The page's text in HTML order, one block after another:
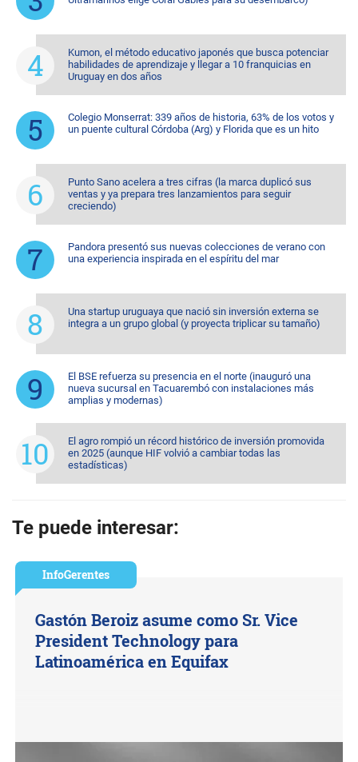
Kumon, el método educativo japonés que busca potenciar
habilidades de aprendizaje y llegar a 10 franquicias en
Uruguay en dos años
Colegio Monserrat: 339 años de historia, 63% de los votos y
un puente cultural Córdoba (Arg) y Florida que es un hito
Punto Sano acelera a tres cifras (la marca duplicó sus
ventas y ya prepara tres lanzamientos para seguir
creciendo)
Pandora presentó sus nuevas colecciones de verano con
una experiencia inspirada en el espíritu del mar
Una startup uruguaya que nació sin inversión externa se
integra a un grupo global (y proyecta triplicar su tamaño)
El BSE refuerza su presencia en el norte (inauguró una
nueva sucursal en Tacuarembó con instalaciones más
amplias y modernas)
El agro rompió un récord histórico de inversión promovida
en 2025 (aunque HIF volvió a cambiar todas las
estadísticas)
Te puede interesar:
InfoGerentes
Gastón Beroiz asume como Sr. Vice
President Technology para
Latinoamérica en Equifax